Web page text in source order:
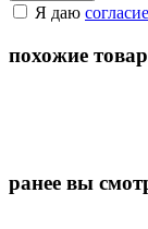
Я даю
похожие
ранее вы